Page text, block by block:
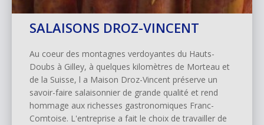
SALAISONS DROZ-VINCENT
Au coeur des montagnes verdoyantes du Hauts-
Doubs à Gilley, à quelques kilomètres de Morteau et
de la Suisse, l a Maison Droz-Vincent préserve un
savoir-faire salaisonnier de grande qualité et rend
hommage aux richesses gastronomiques Franc-
Comtoise. L'entreprise a fait le choix de travailler de